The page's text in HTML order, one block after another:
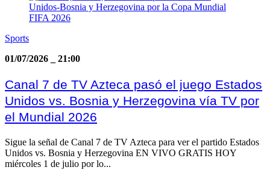
Sports
01/07/2026
21:00
Canal 7 de TV Azteca pasó el juego Estados
Unidos vs. Bosnia y Herzegovina vía TV por
el Mundial 2026
Sigue la señal de Canal 7 de TV Azteca para ver el partido Estados
Unidos vs. Bosnia y Herzegovina EN VIVO GRATIS HOY
miércoles 1 de julio por lo...